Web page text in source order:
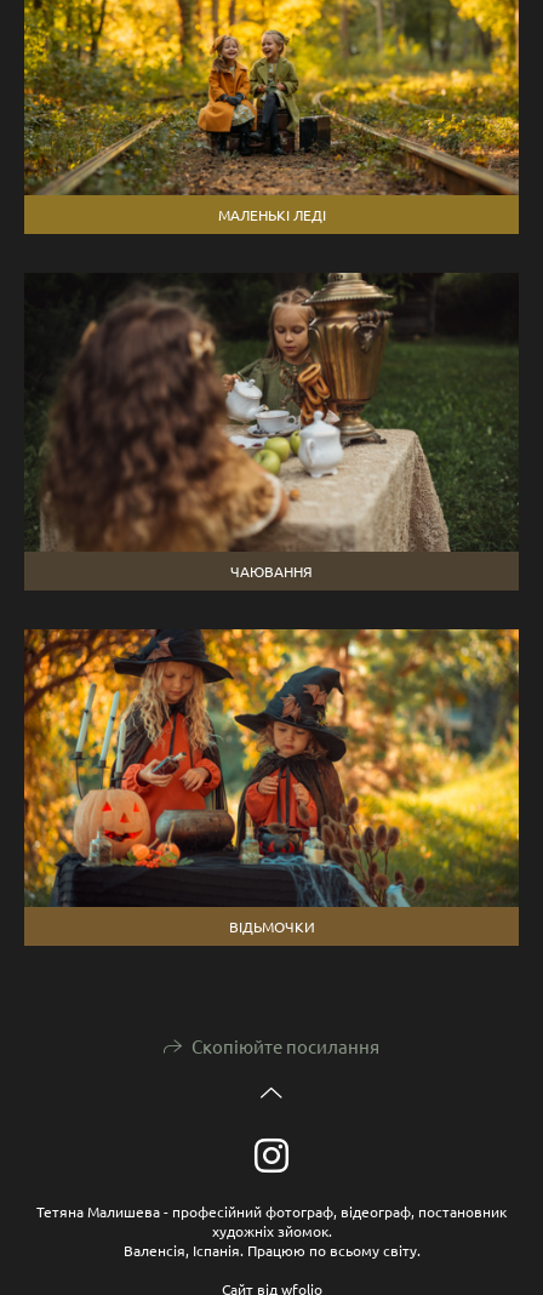
МАЛЕНЬКІ ЛЕДІ
ЧАЮВАННЯ
ВІДЬМОЧКИ
Скопіюйте посилання
Тетяна Малишева - професійний фотограф, відеограф, постановник
художніх зйомок.
Валенсія, Іспанія. Працюю по всьому світу.
Сайт відwfolio